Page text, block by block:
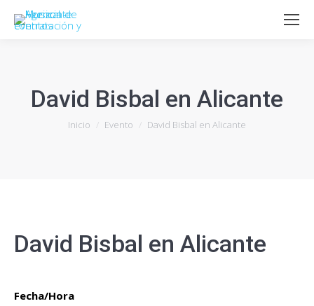
David Bisbal en Alicante
Estás aquí:
Inicio Evento David Bisbal en Alicante
David Bisbal en Alicante
Fecha/Hora